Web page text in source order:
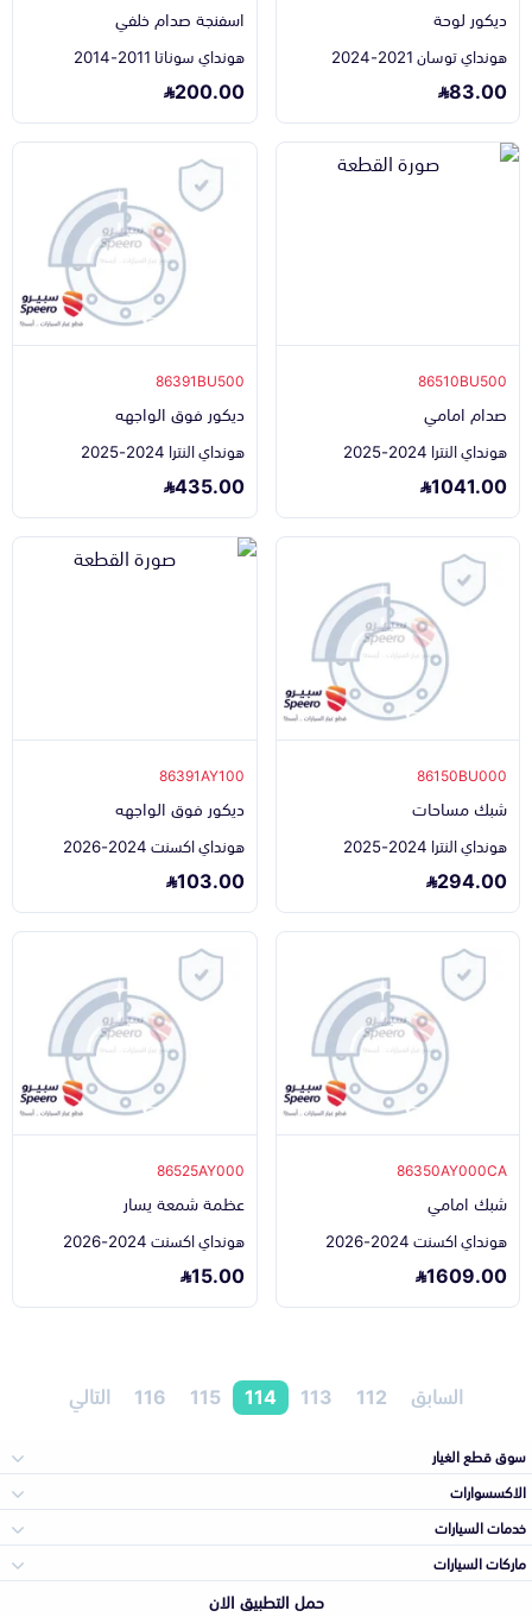
ديكور لوحة
هونداي توسان 2021-2024
83.00
اسفنجة صدام خلفي
هونداي سوناتا 2011-2014
200.00
86510BU500
صدام امامي
هونداي النترا 2024-2025
1041.00
86391BU500
ديكور فوق الواجهه
هونداي النترا 2024-2025
435.00
86150BU000
شبك مساحات
هونداي النترا 2024-2025
294.00
86391AY100
ديكور فوق الواجهه
هونداي اكسنت 2024-2026
103.00
86350AY000CA
شبك امامي
هونداي اكسنت 2024-2026
1609.00
86525AY000
عظمة شمعة يسار
هونداي اكسنت 2024-2026
15.00
السابق 112
113
114
115
116 التالي
سوق قطع الغيار
الصدامات و الشبوك
المكائن، القيرات
الاكسسوارات
خدمات السيارات
الأكثر مبيعاً
ماركات السيارات
حمل التطبيق الان